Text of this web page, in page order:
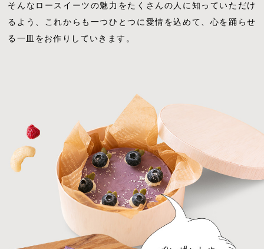
そんなロースイーツの魅力をたくさんの人に知っていただけ
るよう、これからも一つひとつに愛情を込めて、心を踊らせ
る一皿をお作りしていきます。